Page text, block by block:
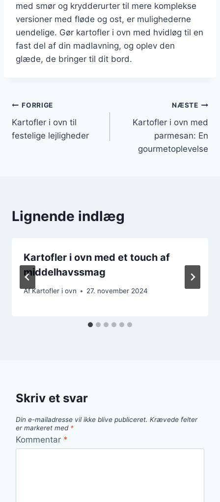
med smør og krydderurter til mere komplekse
versioner med fløde og ost, er mulighederne
uendelige. Gør kartofler i ovn med hvidløg til en
fast del af din madlavning, og oplev den
glæde, de bringer til dit bord.
Indlægsnavigation
FORRIGE
Kartofler i ovn til
festelige lejligheder
NÆSTE
Kartofler i ovn med
parmesan: En
gourmetoplevelse
Lignende indlæg
Kartofler i ovn med et touch af
middelhavssmag
AfKartofler i ovn 27. november 2024
Skriv et svar
Din e-mailadresse vil ikke blive publiceret. Krævede felter
er markeret med *
Kommentar *